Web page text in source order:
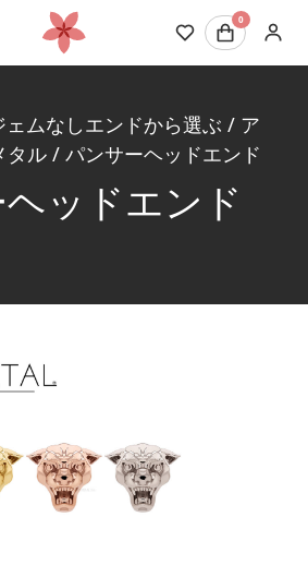
0
ェムなしエンドから選ぶ / ア
タル/ パンサーヘッドエンド
ッドエンド